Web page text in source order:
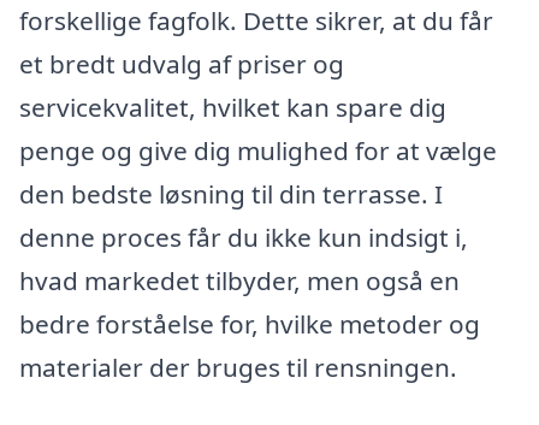
forskellige fagfolk. Dette sikrer, at du får
et bredt udvalg af priser og
servicekvalitet, hvilket kan spare dig
penge og give dig mulighed for at vælge
den bedste løsning til din terrasse. I
denne proces får du ikke kun indsigt i,
hvad markedet tilbyder, men også en
bedre forståelse for, hvilke metoder og
materialer der bruges til rensningen.